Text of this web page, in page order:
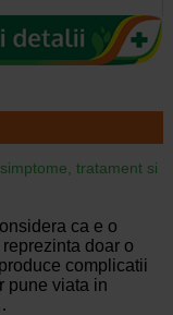
tratament si
ca e o
doar o
complicatii
pune viata in